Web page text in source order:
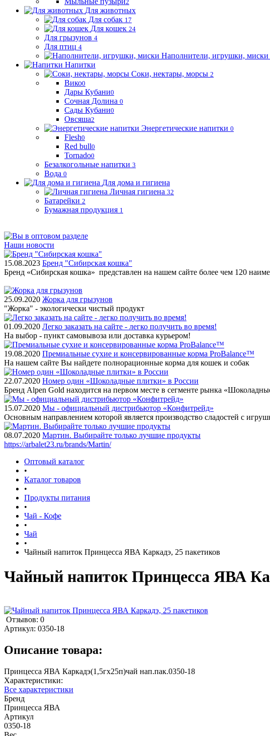
2
Для животных
Для собак 17
Для кошек 24
Для грызунов 4
Для птиц 4
Наполнители, игрушки, миски
Напитки
Соки, нектары, морсы 2
Вико0
Дары Кубани0
Сочная Долина 0
Сады Кубани0
Овсяша2
Энергетические напитки 0
Flesh0
Red bull0
Tornado0
Безалкогольные напитки 3
Вода 0
Для дома и гигиена
Личная гигиена 32
Батарейки 2
Бумажная продукция 1
Наши новости
15.08.2023 Бренд "Сибирская кошка"
Бренд «Сибирская кошка» представлен на нашем сайте более чем 120
25.09.2020 Жорка для грызунов
"Жорка" - экологически чистый продукт
01.09.2020 Легко заказать на сайте - легко получить во время!
На выбор - пункт самовывоза или доставка курьером!
19.08.2020 Премиальные сухие и консервированные корма ProBalance™
На нашем сайте Вы найдете полнорационные корма для кошек и собак
22.07.2020 Номер один «Шоколадные плитки» в России
Бренд Alpen Gold находится на первом месте в сегменте рынка
15.07.2020 Мы - официальный дистрибьютор «Конфитрейд»
Основным направлением которой является производство сладостей с
08.07.2020 Мартин. Выбирайте только лучшие продукты
https://arbalet23.ru/brands/Martin/
Оптовый каталог
•
Каталог товаров
•
Продукты питания
•
Чай - Кофе
•
Чай
•
Чайный напиток Принцесса ЯВА Каркадэ, 25 пакетиков
Чайный напиток Принцесса ЯВА
Отзывов: 0
Артикул: 0350-18
Описание товара:
Принцесса ЯВА Каркадэ(1,5гх25п)чай нап.пак.0350-18
Характеристики:
Все характеристики
Бренд
Принцесса ЯВА
Артикул
0350-18